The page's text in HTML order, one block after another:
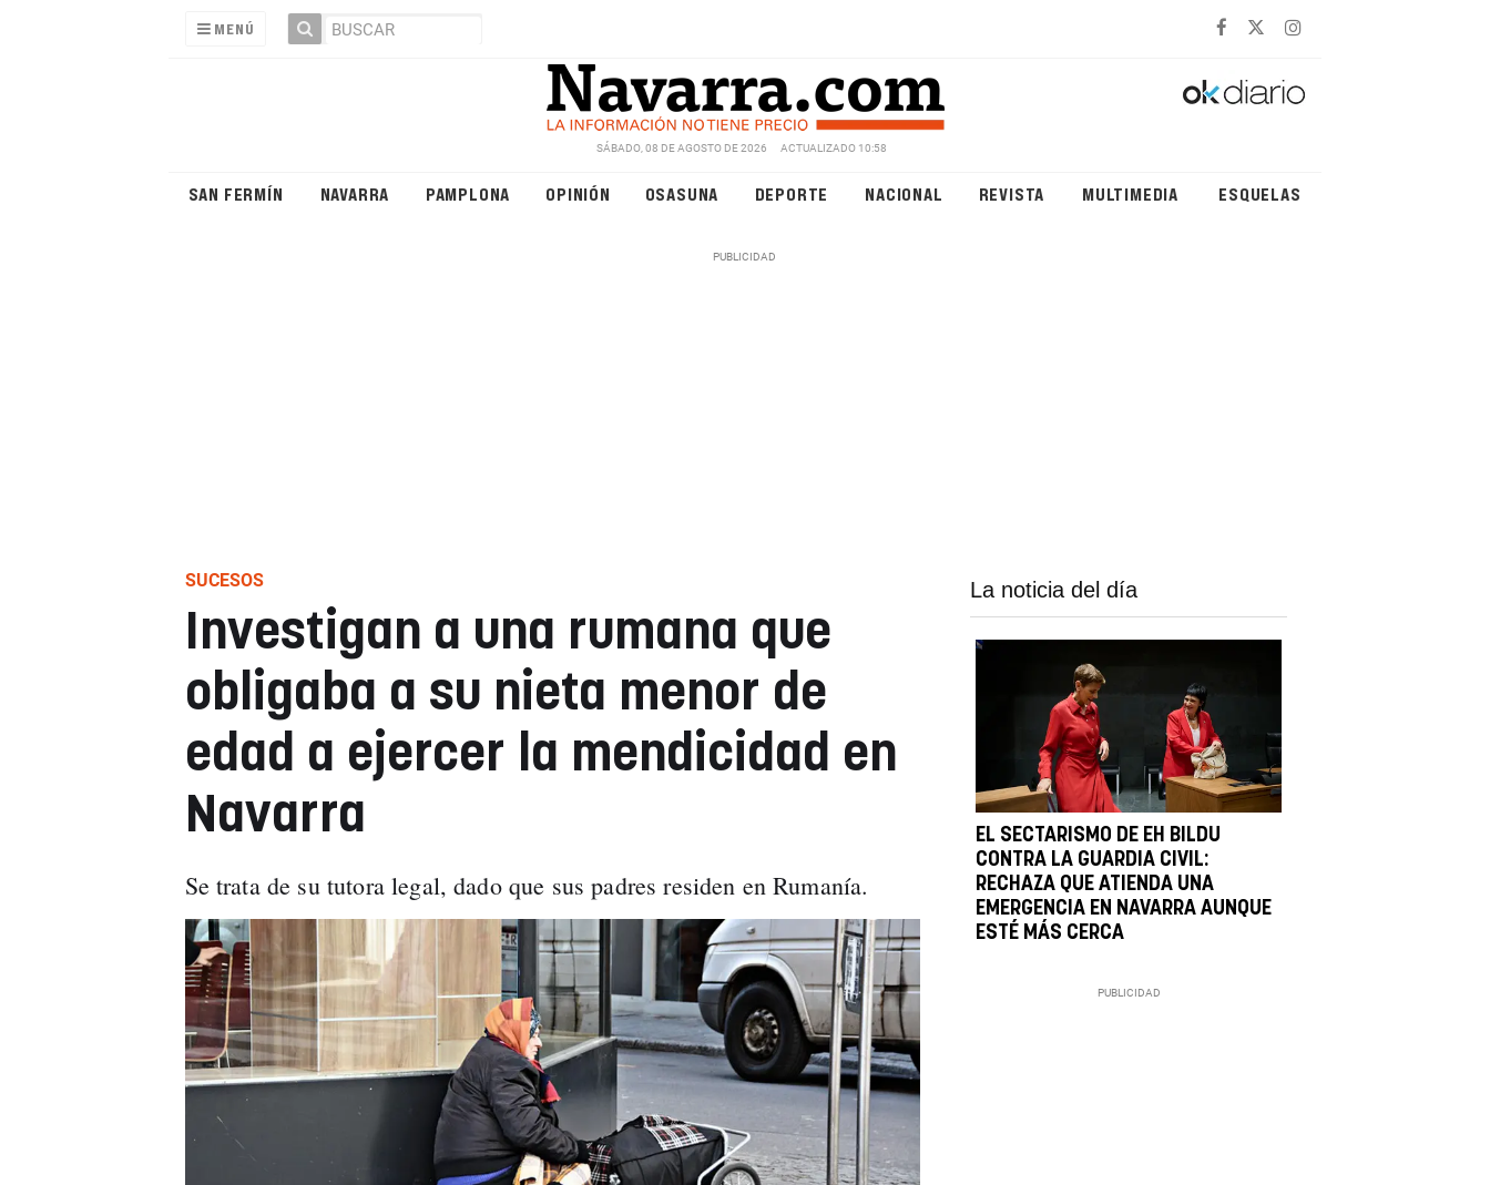
MENÚ
SÁBADO, 08 DE AGOSTO DE 2026 ACTUALIZADO 10:58
SAN FERMÍN NAVARRA PAMPLONA OPINIÓN OSASUNA DEPORTE NACIONAL REVISTA MULTIMEDIA ESQUELAS
SUCESOS
Investigan a una rumana que
obligaba a su nieta menor de
edad a ejercer la mendicidad en
Navarra
Se trata de su tutora legal, dado que sus padres residen en Rumanía.
La noticia del día
EL SECTARISMO DE EH BILDU
CONTRA LA GUARDIA CIVIL:
RECHAZA QUE ATIENDA UNA
EMERGENCIA EN NAVARRA AUNQUE
ESTÉ MÁS CERCA